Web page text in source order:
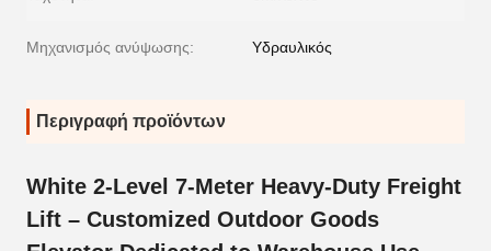
Μηχανισμός ανύψωσης: Υδραυλικός
Περιγραφή προϊόντων
White 2-Level 7-Meter Heavy-Duty Freight
Lift – Customized Outdoor Goods